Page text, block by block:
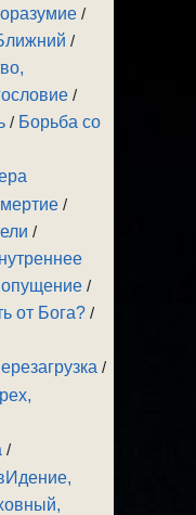
/
/
/
/ Борьба со
/
/
/
от Бога? /
/
/